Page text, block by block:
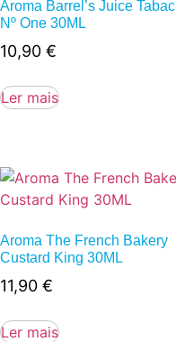
Aroma Barrel’s Juice Tabac
Nº One 30ML
10,90 €
Ler mais
Aroma The French Bakery
Custard King 30ML
11,90 €
Ler mais